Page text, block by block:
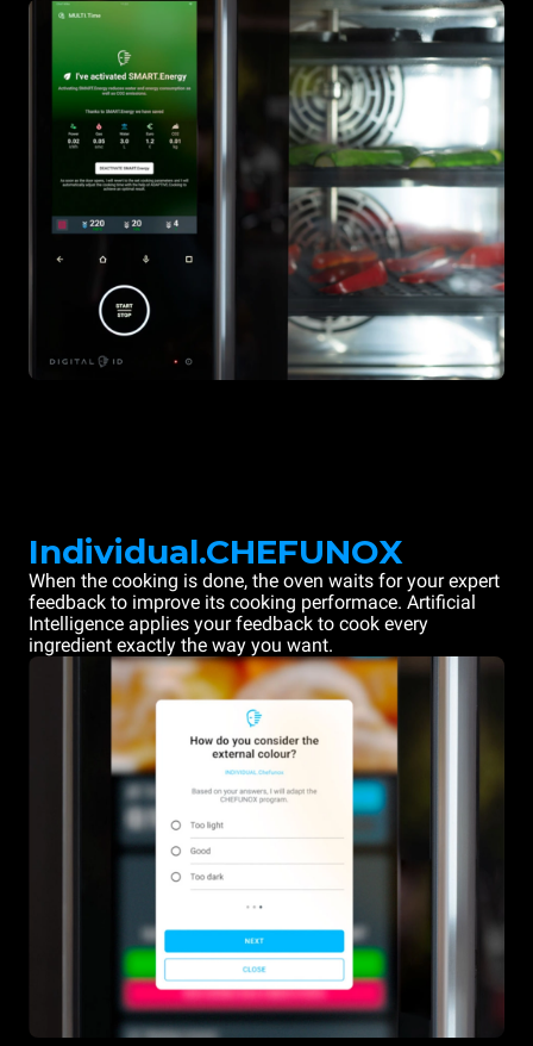
Individual.CHEFUNOX
When the cooking is done, the oven waits for your expert
feedback to improve its cooking performace. Artificial
Intelligence applies your feedback to cook every
ingredient exactly the way you want.